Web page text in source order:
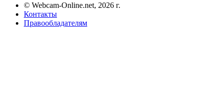
© Webcam-Online.net, 2026 г.
Контакты
Правообладателям